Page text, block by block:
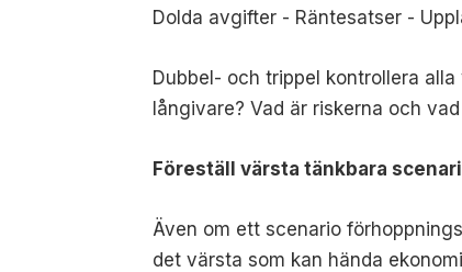
Dolda avgifter - Räntesatser -
Dubbel- och trippel kontrollera
långivare? Vad är riskerna och
Föreställ värsta tänkbara
Även om ett scenario
det värsta som kan hända